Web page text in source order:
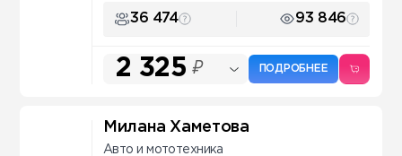
36 474 93 846
2 325 ₽ ПОДРОБНЕЕ
Милана Хаметова
Авто и мототехника